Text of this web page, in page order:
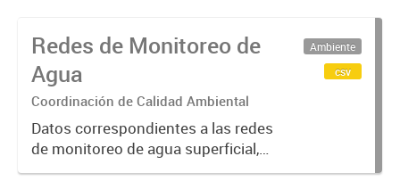
Redes de Monitoreo de
Agua
Coordinación de Calidad Ambiental
Datos correspondientes a las redes
de monitoreo de agua superficial,
subterránea y humedales (cuerpos
Ambiente
csv